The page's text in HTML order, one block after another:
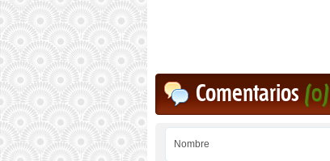
Comentarios(0)